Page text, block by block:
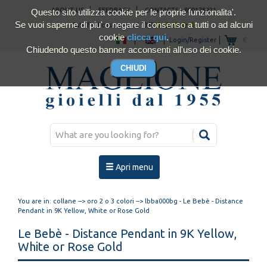
ABOUT US FEEDBACK CONTACTS-800178921
Satisfied customers 4.93/5
Login/Register
Apri menu
You are in: collane --> oro 2 o 3 colori --> lbba000bg - Le Bebè - Distance
Pendant in 9K Yellow, White or Rose Gold
Le Bebè - Distance Pendant in 9K Yellow,
White or Rose Gold
Questo sito utilizza cookie per le proprie funzionalita'.
Se vuoi saperne di piu' o negare il consenso a tutti o ad alcuni
cookieclicca qui.
Chiudendo questo banner acconsenti all'uso dei cookie.